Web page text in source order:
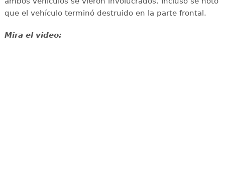
que el vehículo terminó destruido en la parte frontal.
Mira el video: